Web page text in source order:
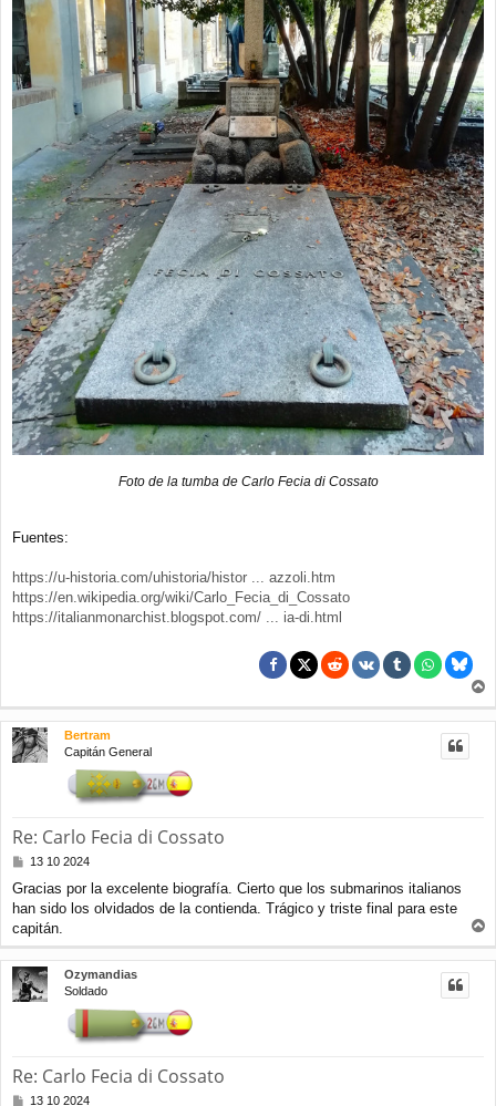
Foto de la tumba de Carlo Fecia di Cossato
Fuentes:
https://u-historia.com/uhistoria/histor ... azzoli.htm
https://en.wikipedia.org/wiki/Carlo_Fecia_di_Cossato
https://italianmonarchist.blogspot.com/ ... ia-di.html
r
r
Bertram
Capitán General
Re: Carlo Fecia di Cossato
M
n
s
a
j
e
13 10 2024
Gracias por la excelente biografía. Cierto que los submarinos italianos
han sido los olvidados de la contienda. Trágico y triste final para este
capitán.
r
r
Ozymandias
Soldado
Re: Carlo Fecia di Cossato
M13 10 2024